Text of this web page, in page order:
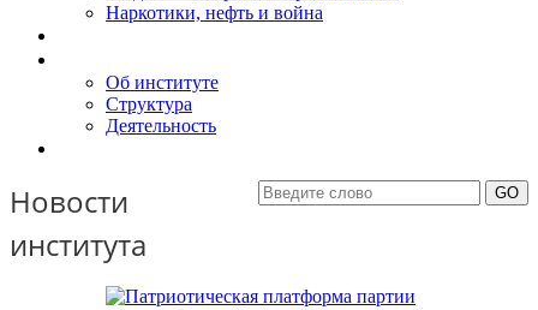
Наркотики, нефть и война
Об институте
Структура
Деятельность
Новости
института